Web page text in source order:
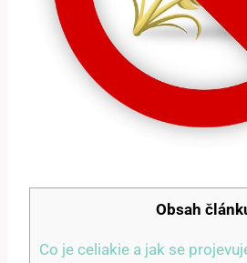
Obsah
Co je celiakie a jak se